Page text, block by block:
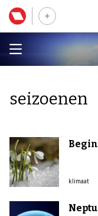
seizoenen
klimaat